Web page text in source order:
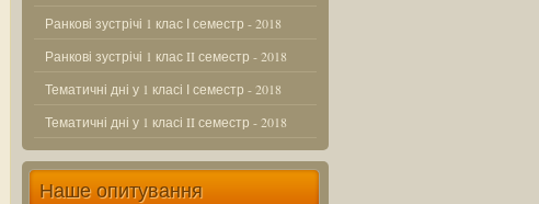
Ранкові зустрічі 1 клас І семестр - 2018
Ранкові зустрічі 1 клас II семестр - 2018
Тематичні дні у 1 класі І семестр - 2018
Тематичні дні у 1 класі II семестр - 2018
Наше опитування